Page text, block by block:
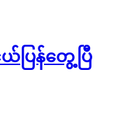
ပြန်တွေ့ပြီ